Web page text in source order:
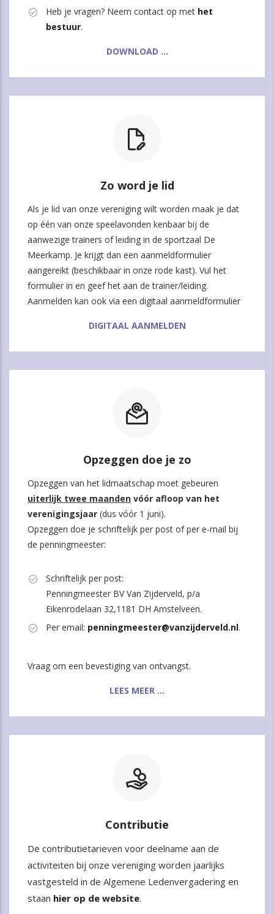
Heb je vragen? Neem contact op met het
bestuur.
DOWNLOAD ...
Zo word je lid
Als je lid van onze vereniging wilt worden maak je dat
op één van onze speelavonden kenbaar bij de
aanwezige trainers of leiding in de sportzaal De
Meerkamp. Je krijgt dan een aanmeldformulier
aangereikt (beschikbaar in onze rode kast). Vul het
formulier in en geef het aan de trainer/leiding.
Aanmelden kan ook via een digitaal aanmeldformulier
DIGITAAL AANMELDEN
Opzeggen doe je zo
Opzeggen van het lidmaatschap moet gebeuren
uiterlijk twee maanden vóór afloop van het
verenigingsjaar (dus vóór 1 juni).
Opzeggen doe je schriftelijk per post of per e-mail bij
de penningmeester:
Schriftelijk per post:
Penningmeester BV Van Zijderveld, p/a
Eikenrodelaan 32,1181 DH Amstelveen.
Per email: penningmeester@vanzijderveld.nl.
Vraag om een bevestiging van ontvangst.
LEES MEER ...
Contributie
De contributietarieven voor deelname aan de
activiteiten bij onze vereniging worden jaarlijks
vastgesteld in de Algemene Ledenvergadering en
staan hier op de website.